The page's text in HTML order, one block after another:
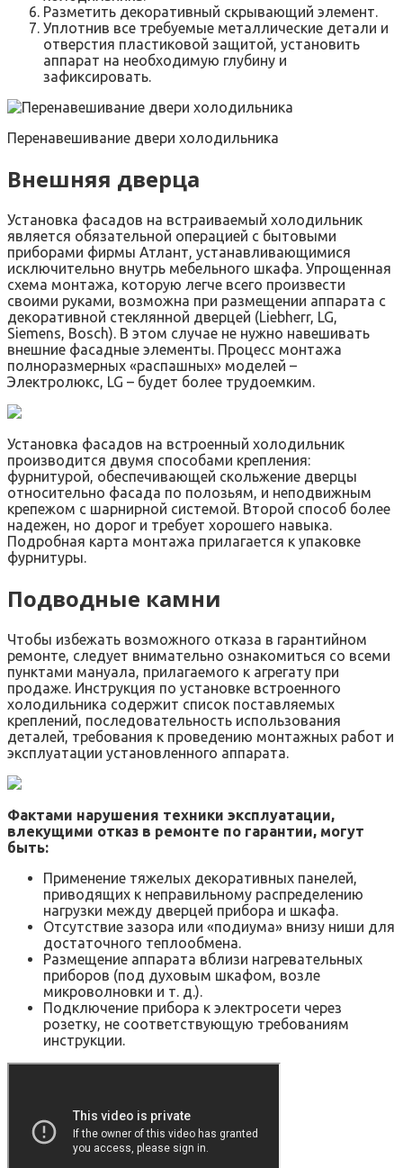
Разметить декоративный скрывающий элемент.
Уплотнив все требуемые металлические детали и
отверстия пластиковой защитой, установить
аппарат на необходимую глубину и
зафиксировать.
Перенавешивание двери холодильника
Внешняя дверца
Установка фасадов на встраиваемый холодильник
является обязательной операцией с бытовыми
приборами фирмы Атлант, устанавливающимися
исключительно внутрь мебельного шкафа. Упрощенная
схема монтажа, которую легче всего произвести
своими руками, возможна при размещении аппарата с
декоративной стеклянной дверцей (Liebherr, LG,
Siemens, Bosch). В этом случае не нужно навешивать
внешние фасадные элементы. Процесс монтажа
полноразмерных «распашных» моделей –
Электролюкс, LG – будет более трудоемким.
Установка фасадов на встроенный холодильник
производится двумя способами крепления:
фурнитурой, обеспечивающей скольжение дверцы
относительно фасада по полозьям, и неподвижным
крепежом с шарнирной системой. Второй способ более
надежен, но дорог и требует хорошего навыка.
Подробная карта монтажа прилагается к упаковке
фурнитуры.
Подводные камни
Чтобы избежать возможного отказа в гарантийном
ремонте, следует внимательно ознакомиться со всеми
пунктами мануала, прилагаемого к агрегату при
продаже. Инструкция по установке встроенного
холодильника содержит список поставляемых
креплений, последовательность использования
деталей, требования к проведению монтажных работ и
эксплуатации установленного аппарата.
Фактами нарушения техники эксплуатации,
влекущими отказ в ремонте по гарантии, могут
быть:
Применение тяжелых декоративных панелей,
приводящих к неправильному распределению
нагрузки между дверцей прибора и шкафа.
Отсутствие зазора или «подиума» внизу ниши для
достаточного теплообмена.
Размещение аппарата вблизи нагревательных
приборов (под духовым шкафом, возле
микроволновки и т. д.).
Подключение прибора к электросети через
розетку, не соответствующую требованиям
инструкции.